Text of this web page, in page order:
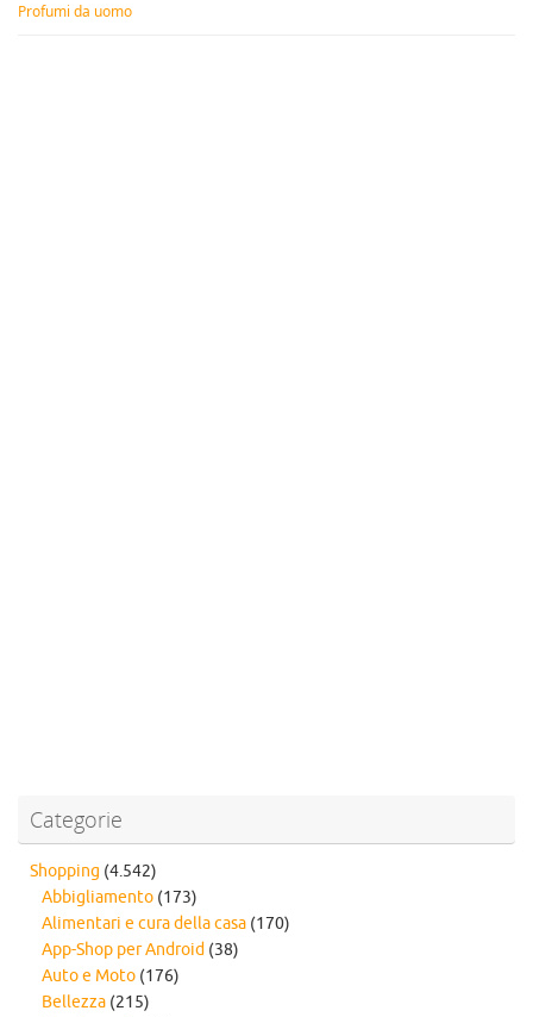
Profumi da uomo
Categorie
Shopping (4.542)
Abbigliamento (173)
Alimentari e cura della casa (170)
App-Shop per Android (38)
Auto e Moto (176)
Bellezza (215)